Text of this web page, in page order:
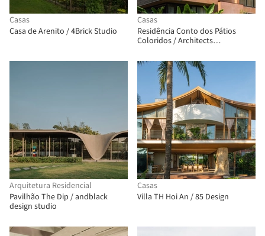
Casas
Casa de Arenito / 4Brick Studio
Casas
Residência Conto dos Pátios
Coloridos / Architects
Arquitetura Residencial
Pavilhão The Dip / andblack
design studio
Casas
Villa TH Hoi An / 85 Design